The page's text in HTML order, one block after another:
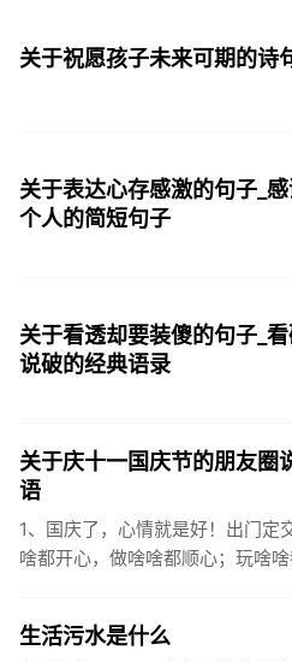
关于祝愿孩子未来可期的诗
关于表达心存感激的句子_
个人的简短句子
关于看透却要装傻的句子_
说破的经典语录
关于庆十一国庆节的朋友圈
语
1、国庆了，心情就是好！出门定
啥都开心，做啥啥都顺心；玩啥
生活污水是什么